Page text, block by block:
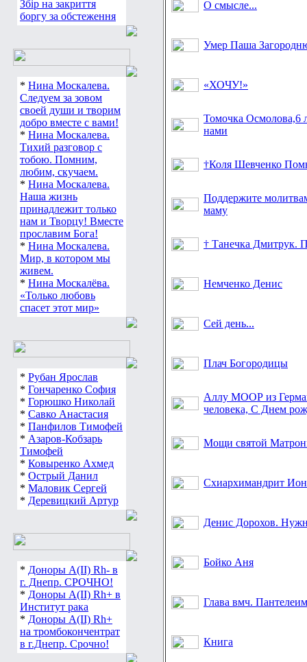
Збір на закриття
боргу за обстеження
* Нина Москалева.
Следуем за зовом
своей души и творим
добро вместе с вами!
* Нина Москалева.
Тихий разговор с
тобою. Помним,
любим, скучаем.
* Нина Москалева.
Наша жизнь
принадлежит только
нам и Творцу! Вместе
прославим Бога!
* Нина Москалева.
Мир, в котором мы
живем.
* Нина Москалёва.
«Только любовь
спасет этот мир»
* Рубан Ярослав
* Гончаренко София
* Горюшко Николай
* Савко Анастасия
* Панфилов Тимофей
* Азаров-Кобзарь
Тимофей
* Ковыренко Ахмед
* Острый Данил
* Маловик Сергей
* Деревицкий Артур
* Доноры А(ІІ) Rh- в
г. Днепр. СРОЧНО!
* Доноры А(ІІ) Rh+ в
Институт рака
* Доноры А(ІІ) Rh+
на тромбокончентрат
в г.Днепр. Срочно!
О смысле...
Умер Паша
«ХОЧУ!»
Томочка Осмолова,6
нами
†Коля Шевченко
Поддержите
маму
† Танечка Дмитрук.
Немченко Денис
Сей день...
Плач Богородицы
Аллу МООР из
человека, С Днем
Мощи святой
Схиархимандрит
Денис Дорохов.
Бойко Аня
Глава вмч.
Книга